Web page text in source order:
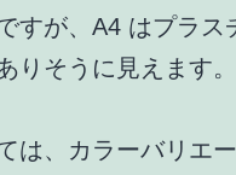
すが、A4 はプラス
りそうに見えます。
は、カラーバリエ